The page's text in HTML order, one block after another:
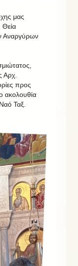
μας
Αναργύρων
Αρχ.
προς
ακολουθία
Ταξ.